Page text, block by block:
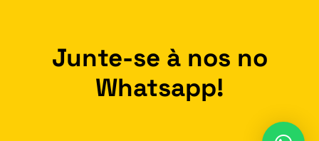
Junte-se à nos no
Whatsapp!